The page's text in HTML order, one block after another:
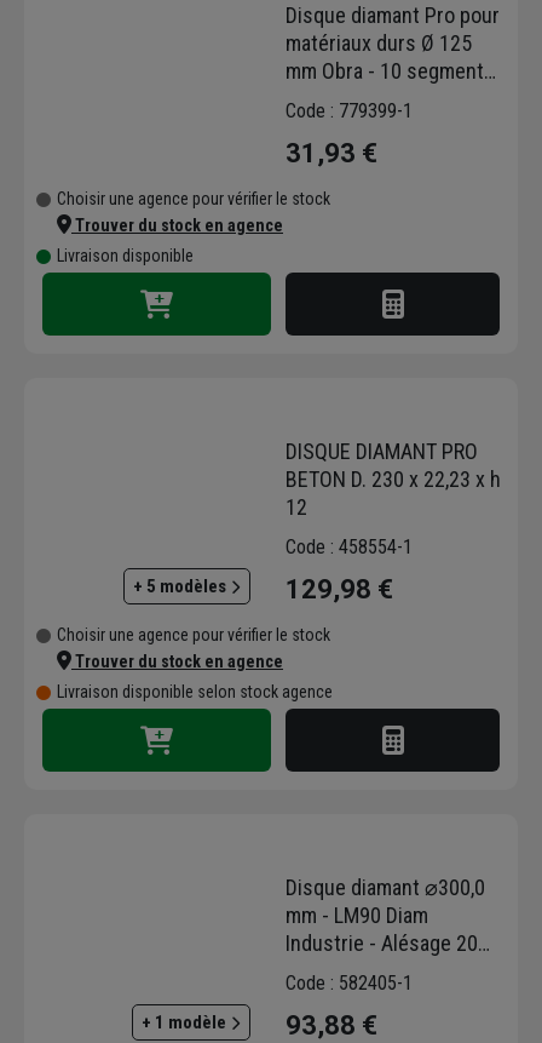
Disque diamant Pro pour
matériaux durs Ø 125
mm Obra - 10 segments
32 x 2,2 x 10 mm -
Alésage 22,23 mm
Code : 779399-1
31,93 €
Choisir une agence pour vérifier le stock
Trouver du stock en agence
Livraison disponible
+ 5 modèles
DISQUE DIAMANT PRO
BETON D. 230 x 22,23 x h
12
Code : 458554-1
129,98 €
Choisir une agence pour vérifier le stock
Trouver du stock en agence
Livraison disponible selon stock agence
+ 1 modèle
Disque diamant ⌀300,0
mm - LM90 Diam
Industrie - Alésage 20
mm - Pour béton et
asphalte
Code : 582405-1
93,88 €